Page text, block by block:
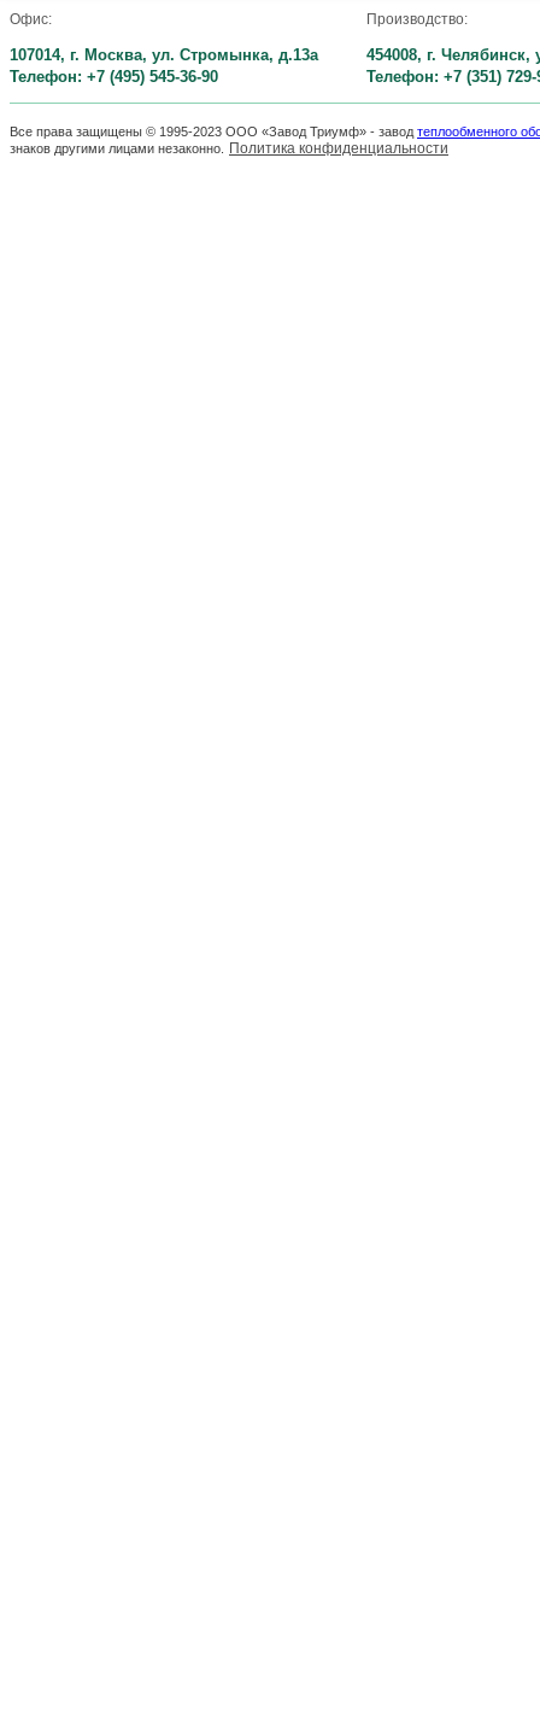
Офис:
107014, г. Москва, ул. Стромынка, д.13а
Телефон: +7 (495) 545-36-90
Производство:
454008, г.
Телефон: +7 (351) 729-
Все права защищены © 1995-2023 ООО «Завод Триумф» - завод теплообменного
знаков другими лицами незаконно.
Политика конфиденциальности